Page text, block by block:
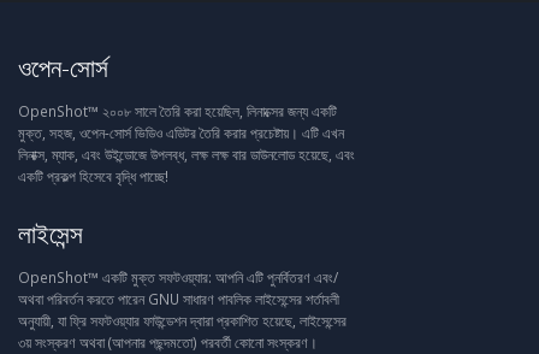
ওপেন-সোর্স
OpenShot™ ২০০৮ সালে তৈরি করা হয়েছিল, লিনাক্সের জন্য একটি
মুক্ত, সহজ, ওপেন-সোর্স ভিডিও এডিটর তৈরি করার প্রচেষ্টায়। এটি এখন
লিনাক্স, ম্যাক, এবং উইন্ডোজে উপলব্ধ, লক্ষ লক্ষ বার ডাউনলোড হয়েছে, এবং
একটি প্রকল্প হিসেবে বৃদ্ধি পাচ্ছে!
লাইসেন্স
OpenShot™ একটি মুক্ত সফটওয়্যার: আপনি এটি পুনর্বিতরণ এবং/
অথবা পরিবর্তন করতে পারেন GNU সাধারণ পাবলিক লাইসেন্সের শর্তাবলী
অনুযায়ী, যা ফ্রি সফটওয়্যার ফাউন্ডেশন দ্বারা প্রকাশিত হয়েছে, লাইসেন্সের
৩য় সংস্করণ অথবা (আপনার পছন্দমতো) পরবর্তী কোনো সংস্করণ।